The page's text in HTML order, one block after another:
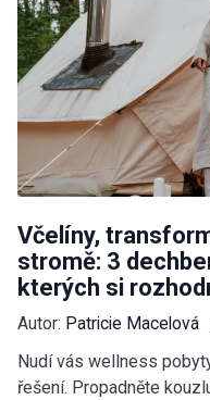
Včelíny,
stromě: 3
kterých si
Autor: Patricie Macelová
Nudí vás wellness
řešení. Propadněte